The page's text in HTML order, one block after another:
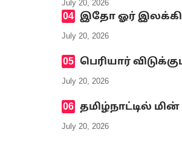
July 20, 2026
இதோ ஓர்
July 20, 2026
பெரியார்
July 20, 2026
தமிழ்நாட்டில்
July 20, 2026